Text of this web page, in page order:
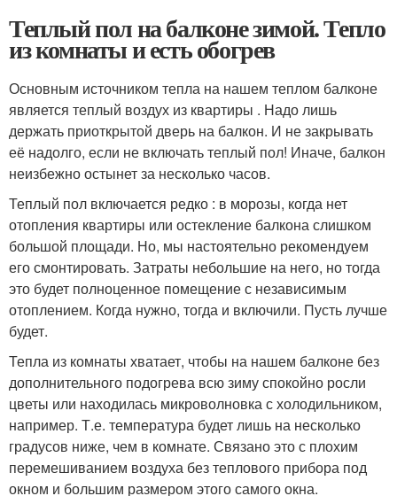
Теплый пол на балконе зимой. Тепло
из комнаты и есть обогрев
Основным источником тепла на нашем теплом балконе
является теплый воздух из квартиры . Надо лишь
держать приоткрытой дверь на балкон. И не закрывать
её надолго, если не включать теплый пол! Иначе, балкон
неизбежно остынет за несколько часов.
Теплый пол включается редко : в морозы, когда нет
отопления квартиры или остекление балкона слишком
большой площади. Но, мы настоятельно рекомендуем
его смонтировать. Затраты небольшие на него, но тогда
это будет полноценное помещение с независимым
отоплением. Когда нужно, тогда и включили. Пусть лучше
будет.
Тепла из комнаты хватает, чтобы на нашем балконе без
дополнительного подогрева всю зиму спокойно росли
цветы или находилась микроволновка с холодильником,
например. Т.е. температура будет лишь на несколько
градусов ниже, чем в комнате. Связано это с плохим
перемешиванием воздуха без теплового прибора под
окном и большим размером этого самого окна.